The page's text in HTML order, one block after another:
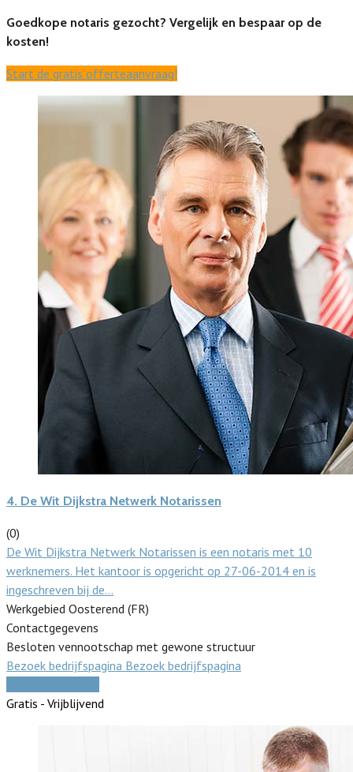
Goedkope notaris gezocht? Vergelijk en bespaar op de
kosten!
Start de gratis offerteaanvraag!
4. De Wit Dijkstra Netwerk Notarissen
(0)
De Wit Dijkstra Netwerk Notarissen is een notaris met 10
werknemers. Het kantoor is opgericht op 27-06-2014 en is
ingeschreven bij de…
Werkgebied Oosterend (FR)
Contactgegevens
Besloten vennootschap met gewone structuur
Bezoek bedrijfspagina Bezoek bedrijfspagina
Gratis - Vrijblijvend